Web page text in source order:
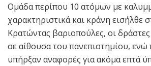
Ομάδα περίπου 10 ατόμων με
χαρακτηριστικά και κράνη εισήλθε
Κρατώντας βαριοπούλες, οι
σε αίθουσα του πανεπιστημίου,
υπήρξαν αναφορές για ακόμα επτά